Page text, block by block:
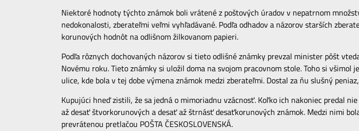
Niektoré hodnoty týchto známok boli vrátené z poštových úradov v nepatrnom
nedokonalosti, zberateľmi veľmi vyhľadávané. Podľa odhadov a názorov starších
korunových hodnôt na odlišnom žilkovanom papieri.
Podľa rôznych dochovaných názorov si tieto odlišné známky prevzal minister pôšt
Novému roku. Tieto známky si uložil doma na svojom pracovnom stole. Toho si
ulice, kde bola v tej dobe výmena známok medzi zberateľmi. Dostal za ňu slušný
Kupujúci hneď zistili, že sa jedná o mimoriadnu vzácnosť. Koľko ich nakoniec predal
až desať štvorkorunových a desať až štrnásť desaťkorunových známok. Medzi nimi
prevrátenou pretlačou POŠTA ČESKOSLOVENSKÁ.